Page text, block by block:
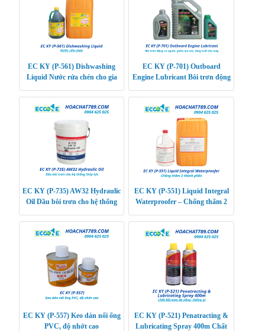
EC KY (P-561) Dishwashing
Liquid Nước rửa chén cho gia
hàng rong,…
EC KY (P-701) Outboard
Engine Lubricant Bôi trơn động
thọ máy
EC KY (P-735) AW32 Hydraulic
Oil Dầu bôi trơn cho hệ thống
EC KY (P-551) Liquid Integral
Waterproofer – Chống thấm 2
măng biến đổi
EC KY (P-557) Keo dán nối ống
PVC, độ nhớt cao
EC KY (P-521) Penatracting &
Lubricating Spray 400m Chất